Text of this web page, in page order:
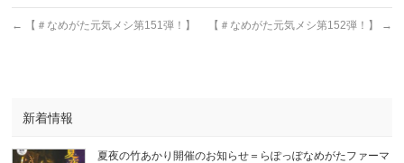
← 【＃なめがた元気メシ第151弾！】 【＃なめがた元気メシ第152弾！】 →
新着情報
夏夜の竹あかり開催のお知らせ＝らぽっぽなめがたファーマ